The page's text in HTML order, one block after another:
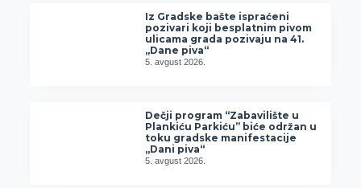
Iz Gradske bašte ispraćeni
pozivari koji besplatnim pivom
ulicama grada pozivaju na 41.
„Dane piva“
5. avgust 2026.
Dečji program “Zabavilište u
Plankiću Parkiću” biće održan u
toku gradske manifestacije
„Dani piva“
5. avgust 2026.